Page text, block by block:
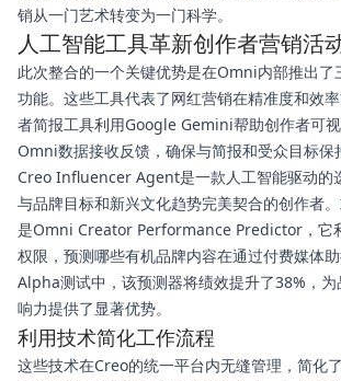
销从一门艺术转变为一门科学。
人工智能工具革新创作者营销活
此次整合的一个关键优势是在Omni内部推出了
功能。这些工具代表了网红营销在精准度和效
者简报工具利用Google Gemini帮助创作者可
Omni数据接收反馈，确保与简报和受众目标保
Creo Influencer Agent是一款人工智能驱动的
与品牌目标和新兴文化趋势完美契合的创作者
是Omni Creator Performance Predictor，它
权限，预测哪些有机品牌内容在通过付费媒体
Alpha测试中，该预测器将绩效提升了38%，
响力提供了显著优势。
利用技术简化工作流程
这些技术在Creo的统一平台内无缝管理，简化